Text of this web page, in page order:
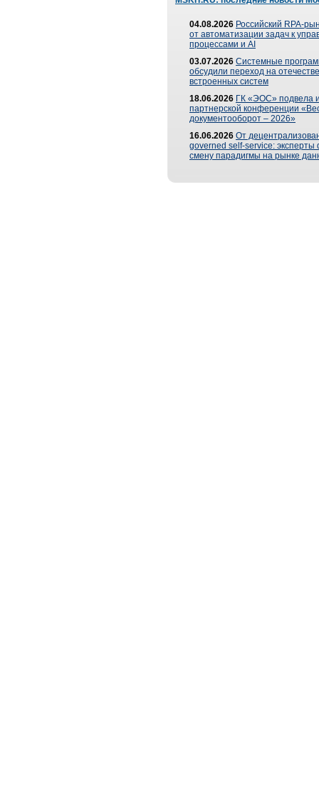
04.08.2026 Российский RPA-
от автоматизации задач к
процессами и AI
03.07.2026 Системные
обсудили переход на
встроенных систем
18.06.2026 ГК «ЭОС» подвела
партнерской конференции
документооборот – 2026»
16.06.2026 От
governed self-service: эксперты
смену парадигмы на рынке